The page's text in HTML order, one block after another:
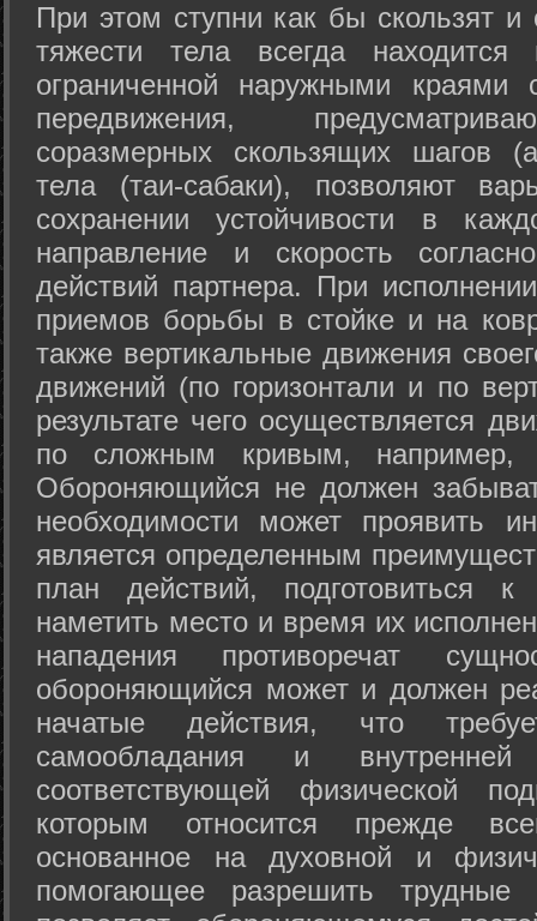
При этом ступни как бы скользят
тяжести тела всегда
ограниченной наружными краями
передвижения,
соразмерных скользящих шагов
тела (таи-сабаки), позволяют
сохранении устойчивости в
направление и скорость
действий партнера. При
приемов борьбы в стойке и на
также вертикальные движения
движений (по горизонтали и по
результате чего осуществляется
по сложным кривым, например,
Обороняющийся не должен
необходимости может проявить
является определенным
план действий, подготовиться
наметить место и время их
нападения противоречат
обороняющийся может и должен
начатые действия, что
самообладания и
соответствующей физической
которым относится прежде
основанное на духовной и
помогающее разрешить